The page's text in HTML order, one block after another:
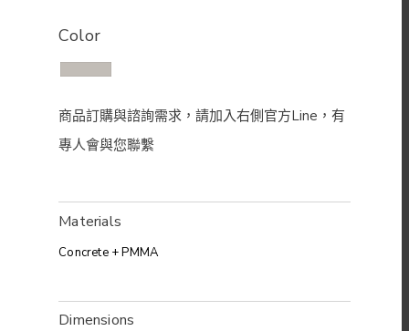
Color
Materials
Concrete + PMMA
Dimensions